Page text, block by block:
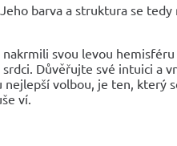
barva a struktura se
svou levou
srdci. Důvěřujte své intuici a
volbou, je ten, který
ví.